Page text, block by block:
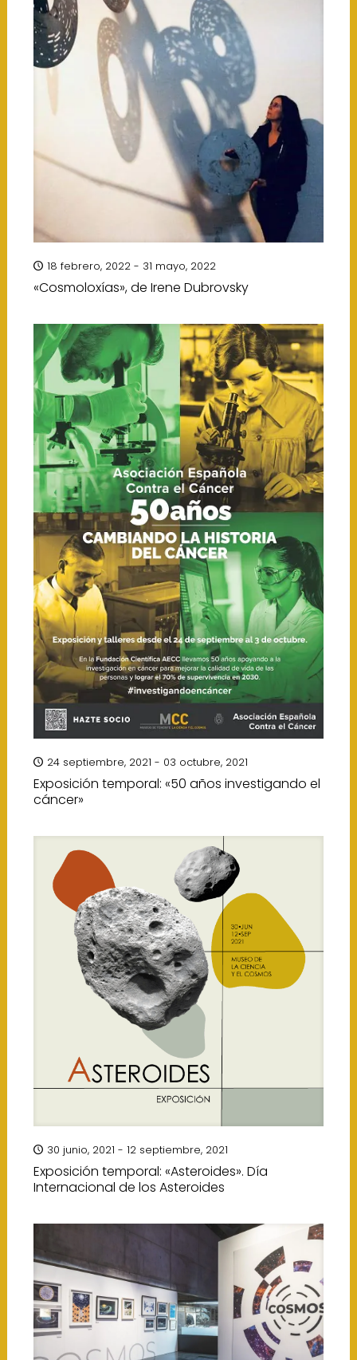
18 febrero, 2022 - 31 mayo, 2022
«Cosmoloxías», de Irene Dubrovsky
24 septiembre, 2021 - 03 octubre, 2021
Exposición temporal: «50 años investigando el
cáncer»
30 junio, 2021 - 12 septiembre, 2021
Exposición temporal: «Asteroides». Día
Internacional de los Asteroides